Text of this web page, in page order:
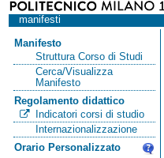
manifesti
Manifesto
Struttura Corso di Studi
Cerca/Visualizza
Manifesto
Regolamento didattico
Indicatori corsi di studio
Internazionalizzazione
Orario Personalizzato